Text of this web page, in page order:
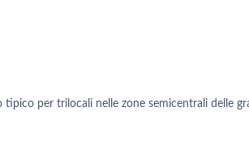
per trilocali nelle zone semicentrali delle